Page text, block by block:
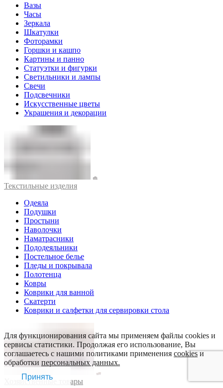
Вазы
Часы
Зеркала
Шкатулки
Фоторамки
Горшки и кашпо
Картины и панно
Статуэтки и фигурки
Светильники и лампы
Свечи
Подсвечники
Искусственные цветы
Украшения и декорации
Текстильные изделия
Одеяла
Подушки
Простыни
Наволочки
Наматрасники
Пододеяльники
Постельное белье
Пледы и покрывала
Полотенца
Ковры
Коврики для ванной
Скатерти
Коврики и салфетки для сервировки стола
Хозяйственные товары
Для функционирования сайта мы применяем файлы cookies и
сервисы статистики. Продолжая его использование, Вы
соглашаетесь с нашими политиками применения cookiesи
обработки персональных данных.
Принять